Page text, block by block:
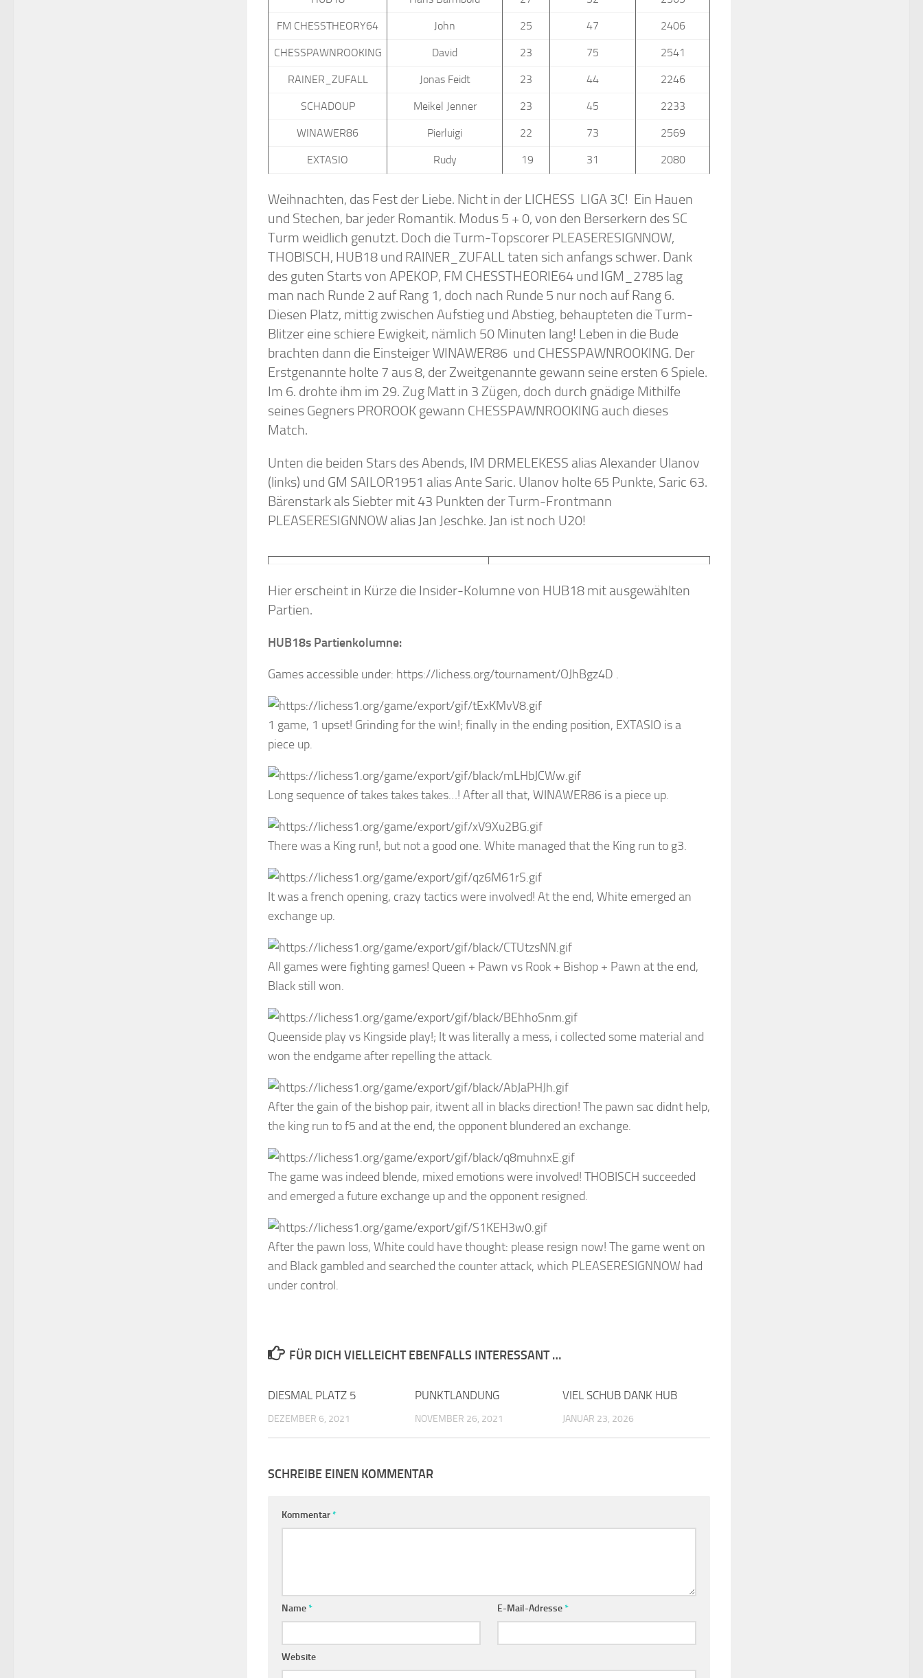
FM CHESSTHEORY64 John 25 47 2406
CHESSPAWNROOKING David 23 75 2541
RAINER_ZUFALL Jonas Feidt 23 44 2246
SCHADOUP Meikel Jenner 23 45 2233
WINAWER86 Pierluigi 22 73 2569
EXTASIO Rudy 19 31 2080
Weihnachten, das Fest der Liebe. Nicht in der LICHESS LIGA 3C! Ein Hauen
und Stechen, bar jeder Romantik. Modus 5 + 0, von den Berserkern des SC
Turm weidlich genutzt. Doch die Turm-Topscorer PLEASERESIGNNOW,
THOBISCH, HUB18 und RAINER_ZUFALL taten sich anfangs schwer. Dank
des guten Starts von APEKOP, FM CHESSTHEORIE64 und IGM_2785 lag
man nach Runde 2 auf Rang 1, doch nach Runde 5 nur noch auf Rang 6.
Diesen Platz, mittig zwischen Aufstieg und Abstieg, behaupteten die Turm-
Blitzer eine schiere Ewigkeit, nämlich 50 Minuten lang! Leben in die Bude
brachten dann die Einsteiger WINAWER86 und CHESSPAWNROOKING. Der
Erstgenannte holte 7 aus 8, der Zweitgenannte gewann seine ersten 6 Spiele.
Im 6. drohte ihm im 29. Zug Matt in 3 Zügen, doch durch gnädige Mithilfe
seines Gegners PROROOK gewann CHESSPAWNROOKING auch dieses
Match.
Unten die beiden Stars des Abends, IM DRMELEKESS alias Alexander Ulanov
(links) und GM SAILOR1951 alias Ante Saric. Ulanov holte 65 Punkte, Saric 63.
Bärenstark als Siebter mit 43 Punkten der Turm-Frontmann
PLEASERESIGNNOW alias Jan Jeschke. Jan ist noch U20!
Hier erscheint in Kürze die Insider-Kolumne von HUB18 mit ausgewählten
Partien.
HUB18s Partienkolumne:
Games accessible under: https://lichess.org/tournament/OJhBgz4D .
1 game, 1 upset! Grinding for the win!; finally in the ending position, EXTASIO is a
piece up.
Long sequence of takes takes takes…! After all that, WINAWER86 is a piece up.
There was a King run!, but not a good one. White managed that the King run to g3.
It was a french opening, crazy tactics were involved! At the end, White emerged an
exchange up.
All games were fighting games! Queen + Pawn vs Rook + Bishop + Pawn at the end,
Black still won.
Queenside play vs Kingside play!; It was literally a mess, i collected some material and
won the endgame after repelling the attack.
After the gain of the bishop pair, itwent all in blacks direction! The pawn sac didnt help,
the king run to f5 and at the end, the opponent blundered an exchange.
The game was indeed blende, mixed emotions were involved! THOBISCH succeeded
and emerged a future exchange up and the opponent resigned.
After the pawn loss, White could have thought: please resign now! The game went on
and Black gambled and searched the counter attack, which PLEASERESIGNNOW had
under control.
FÜR DICH VIELLEICHT EBENFALLS INTERESSANT …
DIESMAL PLATZ 5
DEZEMBER 6, 2021
PUNKTLANDUNG
NOVEMBER 26, 2021
VIEL SCHUB DANK HUB
JANUAR 23, 2026
SCHREIBE EINEN KOMMENTAR
Kommentar*
Name* E-Mail-Adresse*
Website